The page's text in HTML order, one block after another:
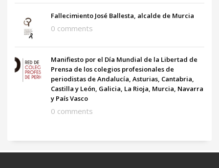
Fallecimiento José Ballesta, alcalde de Murcia
0 comments
Manifiesto por el Día Mundial de la Libertad de
Prensa de los colegios profesionales de
periodistas de Andalucía, Asturias, Cantabria,
Castilla y León, Galicia, La Rioja, Murcia, Navarra
y País Vasco
0 comments